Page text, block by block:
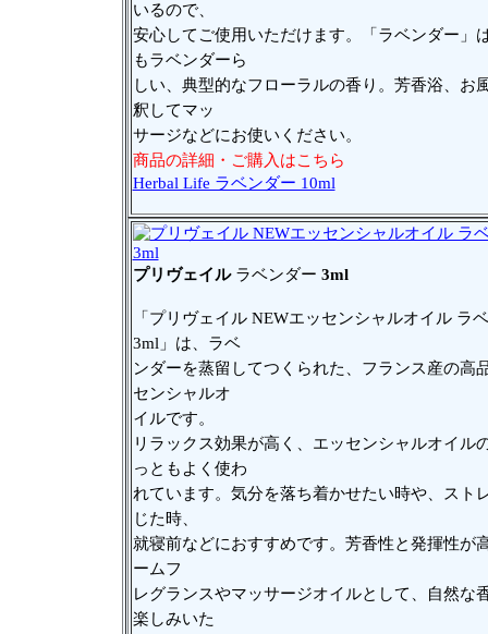
いるので、
安心してご使用いただけます。「ラベンダー」
もラベンダーら
しい、典型的なフローラルの香り。芳香浴、お
釈してマッ
サージなどにお使いください。
商品の詳細・ご購入はこちら
Herbal Life ラベンダー 10ml
プリヴェイル ラベンダー 3ml
「プリヴェイル NEWエッセンシャルオイル ラ
3ml」は、ラベ
ンダーを蒸留してつくられた、フランス産の高
センシャルオ
イルです。
リラックス効果が高く、エッセンシャルオイル
っともよく使わ
れています。気分を落ち着かせたい時や、スト
じた時、
就寝前などにおすすめです。芳香性と発揮性が
ームフ
レグランスやマッサージオイルとして、自然な
楽しみいた